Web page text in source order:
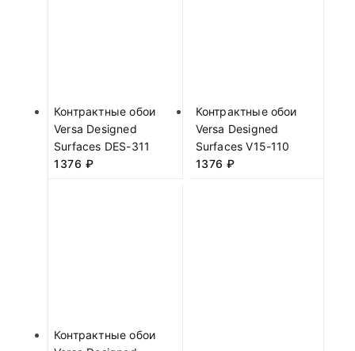
Контрактные обои
Versa Designed
Surfaces DES-311
1376 ₽
Контрактные обои
Versa Designed
Surfaces V15-110
1376 ₽
Контрактные обои